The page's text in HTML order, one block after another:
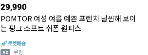
29,990
POMTOR 여성 여름 예쁜 프렌치 날씬해 보이
는 핑크 소프트 쉬폰 원피스
쿠팡